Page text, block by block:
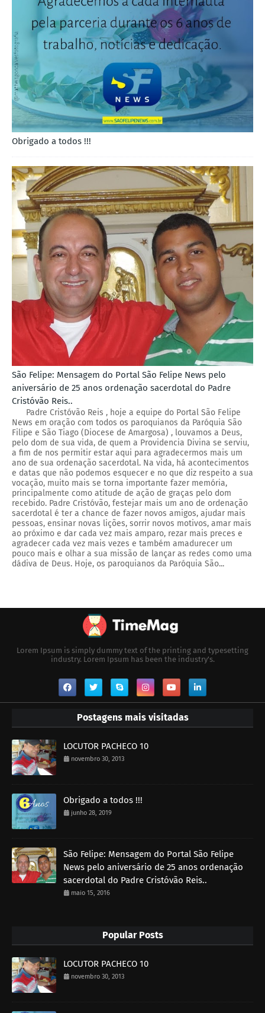
Obrigado a todos !!!
São Felipe: Mensagem do Portal São Felipe News pelo
aniversário de 25 anos ordenação sacerdotal do Padre
Cristóvão Reis..
Padre Cristóvão Reis , hoje a equipe do Portal São Felipe
News em oração com todos os paroquianos da Paróquia São
Filipe e São Tiago (Diocese de Amargosa) , louvamos a Deus,
pelo dom de sua vida, de quem a Providencia Divina se serviu,
a fim de nos permitir estar aqui para agradecermos mais um
ano de sua ordenação sacerdotal. Na vida, há acontecimentos
e datas que não podemos esquecer e no que diz respeito a sua
vocação, muito mais se torna importante fazer memória,
principalmente como atitude de ação de graças pelo dom
recebido. Padre Cristóvão, festejar mais um ano de ordenação
sacerdotal é ter a chance de fazer novos amigos, ajudar mais
pessoas, ensinar novas lições, sorrir novos motivos, amar mais
ao próximo e dar cada vez mais amparo, rezar mais preces e
agradecer cada vez mais vezes e também amadurecer um
pouco mais e olhar a sua missão de lançar as redes como uma
dádiva de Deus. Hoje, os paroquianos da Paróquia São...
Lorem Ipsum is simply dummy text of the printing and typesetting
industry. Lorem Ipsum has been the industry's.
Postagens mais visitadas
LOCUTOR PACHECO 10
novembro 30, 2013
Obrigado a todos !!!
junho 28, 2019
São Felipe: Mensagem do Portal São Felipe
News pelo aniversário de 25 anos ordenação
sacerdotal do Padre Cristóvão Reis..
maio 15, 2016
Popular Posts
LOCUTOR PACHECO 10
novembro 30, 2013